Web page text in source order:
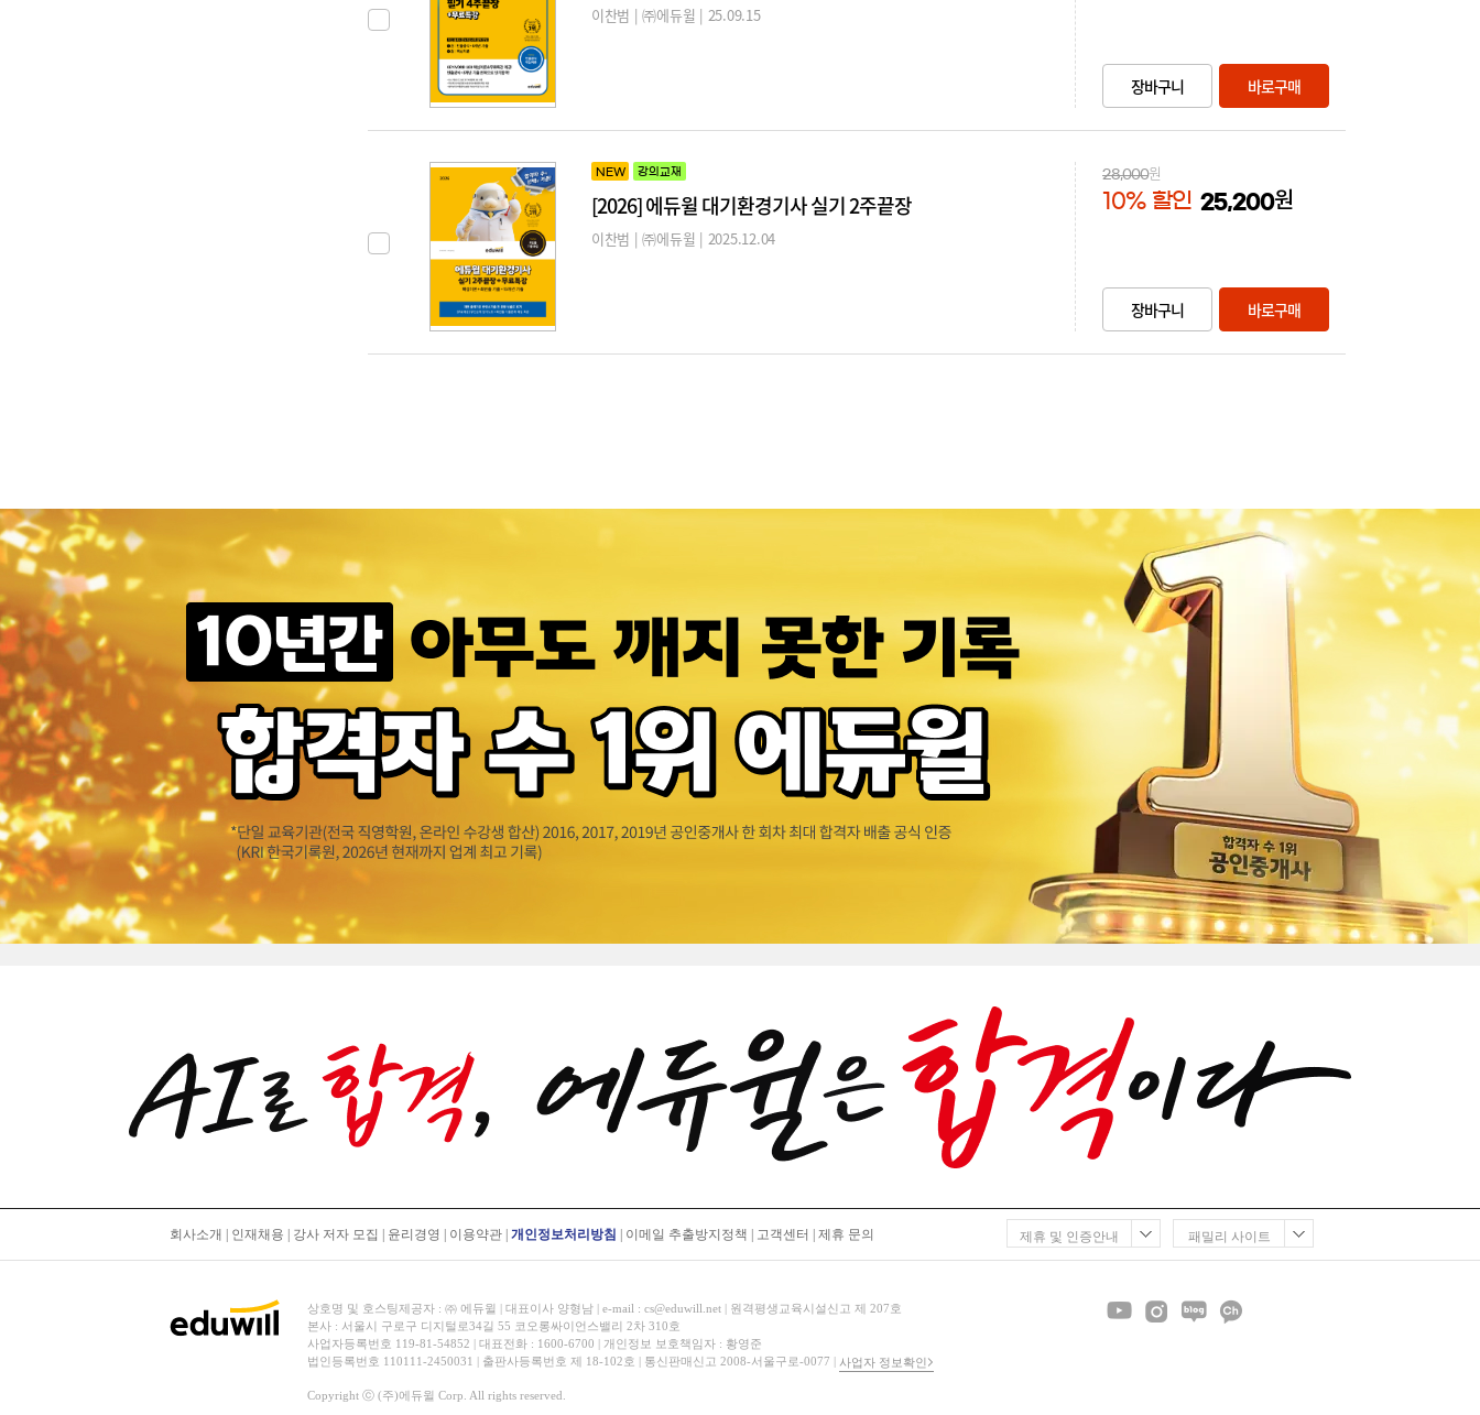
이찬범 | ㈜에듀윌 | 25.09.15
장바구니 바로구매
NEW 강의교재
[2026] 에듀윌 대기환경기사 실기 2주끝장
이찬범 | ㈜에듀윌 | 2025.12.04
28,000원
25,200원
10% 할인
장바구니 바로구매
회사소개 인재채용 강사 저자 모집 윤리경영 이용약관 개인정보처리방침 이메일 추출방지정책 고객센터 제휴 문의
상호명 및 호스팅제공자 : ㈜ 에듀윌 | 대표이사 양형남 | e-mail : cs@eduwill.net | 원격평생교육시설신고 제 207호
본사 : 서울시 구로구 디지털로34길 55 코오롱싸이언스밸리 2차 310호
사업자등록번호 119-81-54852 | 대표전화 : 1600-6700 | 개인정보 보호책임자 : 황영준
법인등록번호 110111-2450031 | 출판사등록번호 제 18-102호 | 통신판매신고 2008-서울구로-0077 | 사업자 정보확인
Copyright ⓒ (주)에듀윌 Corp. All rights reserved.
패밀리 사이트
제휴 및 인증안내